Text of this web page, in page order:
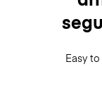
Easy